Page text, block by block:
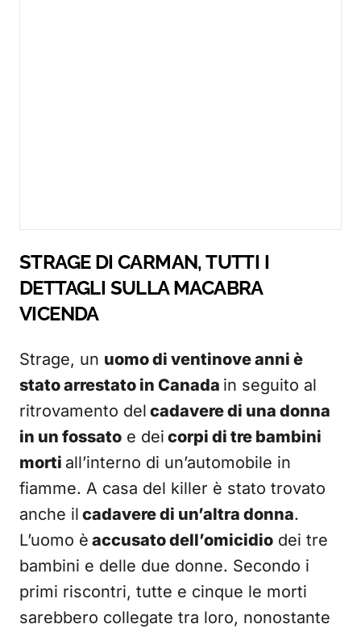
STRAGE DI CARMAN, TUTTI I
DETTAGLI SULLA MACABRA
VICENDA
Strage, un uomo di ventinove anni è
stato arrestato in Canada in seguito al
ritrovamento del cadavere di una donna
in un fossato e dei corpi di tre bambini
morti all’interno di un’automobile in
fiamme. A casa del killer è stato trovato
anche il cadavere di un’altra donna.
L’uomo è accusato dell’omicidio dei tre
bambini e delle due donne. Secondo i
primi riscontri, tutte e cinque le morti
sarebbero collegate tra loro, nonostante